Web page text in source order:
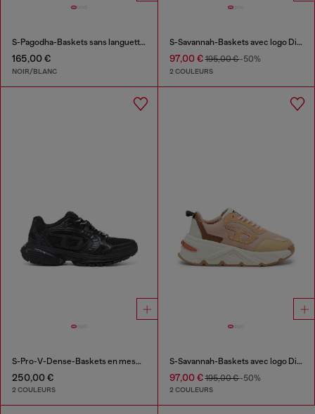
S-Pagodha-Baskets sans languette à brides libres en ripstop
165,00 €
NOIR/BLANC
S-Savannah-Baskets avec logo Diesel
97,00 €195,00 €-50%
2 COULEURS
S-Pro-V-Dense-Baskets en mesh monochrome avec logo Oval D
250,00 €
2 COULEURS
S-Savannah-Baskets avec logo Diesel
97,00 €195,00 €-50%
2 COULEURS